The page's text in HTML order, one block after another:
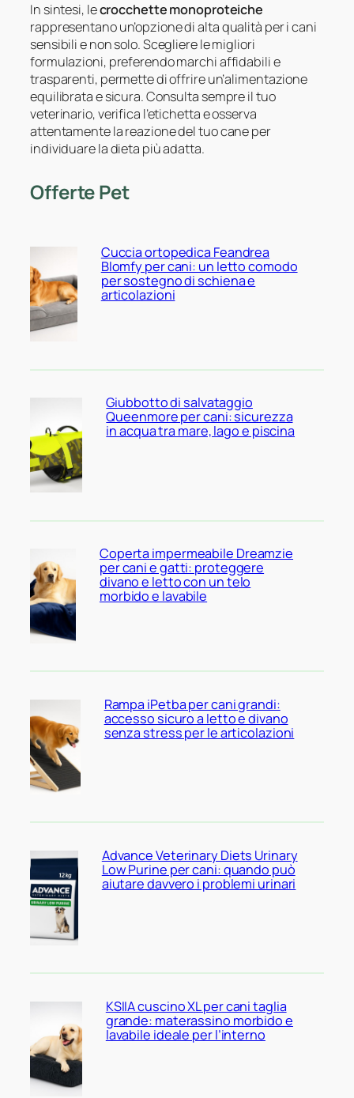
In sintesi, lecrocchette monoproteiche
rappresentano un’opzione di alta qualità per i cani
sensibili e non solo. Scegliere le migliori
formulazioni, preferendo marchi affidabili e
trasparenti, permette di offrire un’alimentazione
equilibrata e sicura. Consulta sempre il tuo
veterinario, verifica l’etichetta e osserva
attentamente la reazione del tuo cane per
individuare la dieta più adatta.
Offerte Pet
Cuccia ortopedica Feandrea
Blomfy per cani: un letto comodo
per sostegno di schiena e
articolazioni
Giubbotto di salvataggio
Queenmore per cani: sicurezza
in acqua tra mare, lago e piscina
Coperta impermeabile Dreamzie
per cani e gatti: proteggere
divano e letto con un telo
morbido e lavabile
Rampa iPetba per cani grandi:
accesso sicuro a letto e divano
senza stress per le articolazioni
Advance Veterinary Diets Urinary
Low Purine per cani: quando può
aiutare davvero i problemi urinari
KSIIA cuscino XL per cani taglia
grande: materassino morbido e
lavabile ideale per l’interno